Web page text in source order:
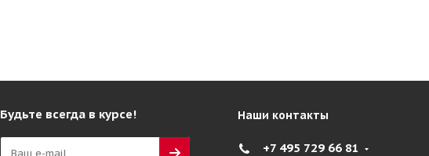
Будьте всегда в курсе! Наши контакты
+7 495 729 66 81